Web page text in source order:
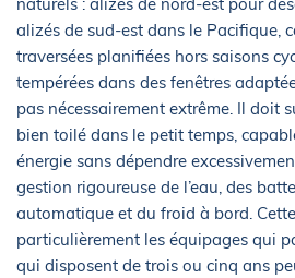
naturels : alizés de nord-est pour
alizés de sud-est dans le Pacifique,
traversées planifiées hors saisons
tempérées dans des fenêtres
pas nécessairement extrême. Il doit
bien toilé dans le petit temps,
énergie sans dépendre
gestion rigoureuse de l’eau, des
automatique et du froid à bord.
particulièrement les équipages qui
qui disposent de trois ou cinq ans